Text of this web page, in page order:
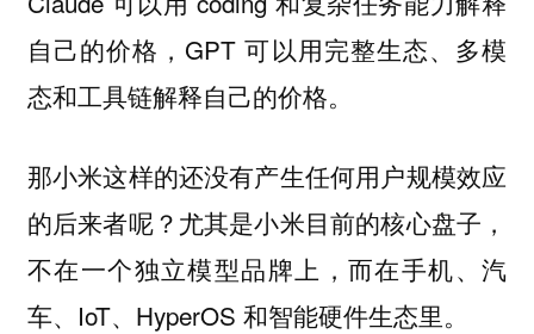
自己的价格，GPT 可以用完整生态、多模
态和工具链解释自己的价格。
那小米这样的还没有产生任何用户规模效应
的后来者呢？尤其是小米目前的核心盘子，
不在一个独立模型品牌上，而在手机、汽
车、IoT、HyperOS 和智能硬件生态里。